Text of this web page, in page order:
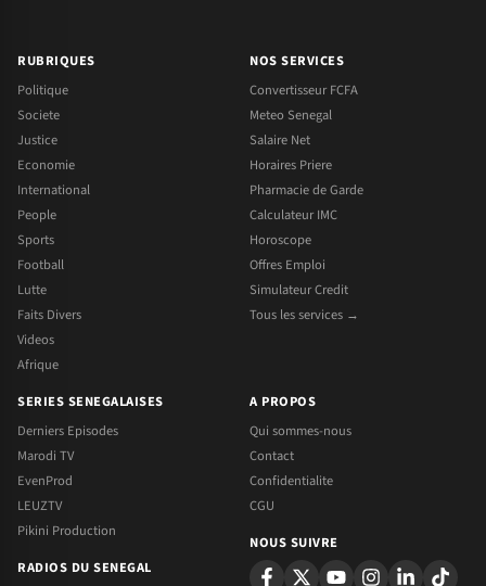
RUBRIQUES
Politique
Societe
Justice
Economie
International
People
Sports
Football
Lutte
Faits Divers
Videos
Afrique
NOS SERVICES
Convertisseur FCFA
Meteo Senegal
Salaire Net
Horaires Priere
Pharmacie de Garde
Calculateur IMC
Horoscope
Offres Emploi
Simulateur Credit
Tous les services →
SERIES SENEGALAISES
Derniers Episodes
Marodi TV
EvenProd
LEUZTV
Pikini Production
RADIOS DU SENEGAL
A PROPOS
Qui sommes-nous
Contact
Confidentialite
CGU
NOUS SUIVRE